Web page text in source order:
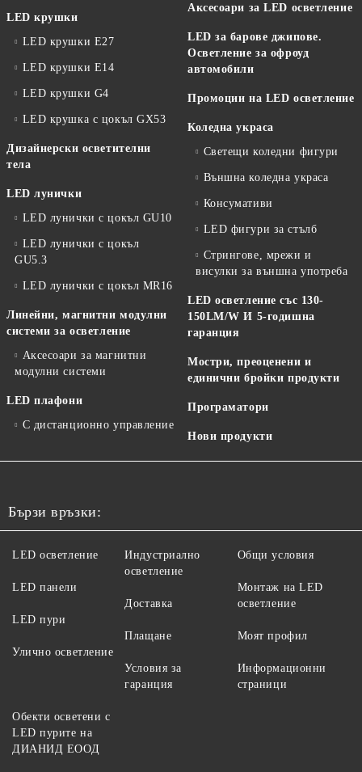
LED крушки
LED крушки E27
LED крушки E14
LED крушки G4
LED крушка с цокъл GX53
Дизайнерски осветителни
тела
LED лунички
LED лунички с цокъл GU10
LED лунички с цокъл
GU5.3
LED лунички с цокъл MR16
Линейни, магнитни модулни
системи за осветление
Аксесоари за магнитни
модулни системи
LED плафони
С дистанционно управление
Аксесоари за LED осветление
LED за барове джипове.
Осветление за офроуд
автомобили
Промоции на LED осветление
Коледна украса
Светещи коледни фигури
Външна коледна украса
Консумативи
LED фигури за стълб
Стрингове, мрежи и
висулки за външна употреба
LED осветление със 130-
150LM/W И 5-годишна
гаранция
Мостри, преоценени и
единични бройки продукти
Програматори
Нови продукти
Бързи връзки:
LED осветление
LED панели
LED пури
Улично осветление
Индустриално
осветление
Доставка
Плащане
Условия за
гаранция
Общи условия
Монтаж на LED
осветление
Моят профил
Информационни
страници
Обекти осветени с
LED пурите на
ДИАНИД ЕООД